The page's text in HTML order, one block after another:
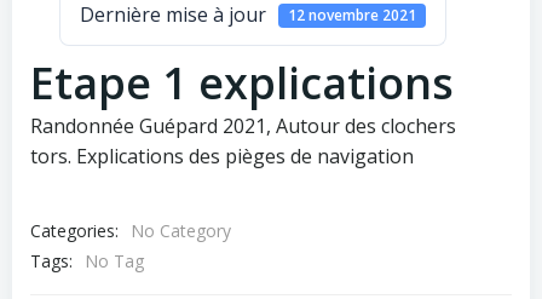
Dernière mise à jour 12 novembre 2021
Etape 1 explications
Randonnée Guépard 2021, Autour des clochers
tors. Explications des pièges de navigation
Categories:
No Category
Tags:
No Tag